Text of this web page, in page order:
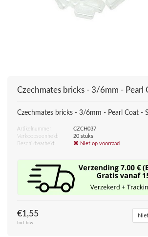
Czechmates bricks - 3/6mm - Pearl
Czechmates bricks - 3/6mm - Pearl Coat -
Artikelnummer:
CZCH037
Verkoopseenheid:
20 stuks
Beschikbaarheid:
Niet op voorraad
€1,55
Incl. btw